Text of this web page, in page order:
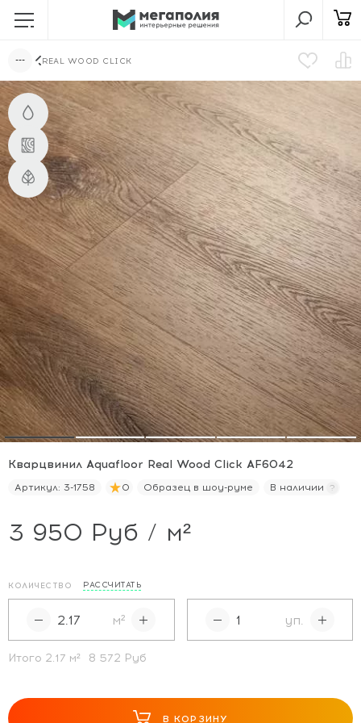
REAL WOOD CLICK
Кварцвинил Aquafloor Real Wood Click AF6042
Артикул: 3-1758 0 Образец в шоу-руме В наличии
3 950 Руб / м²
КОЛИЧЕСТВО РАССЧИТАТЬ
м² уп.
Итого 2.17 м² 8 572 Руб
В КОРЗИНУ